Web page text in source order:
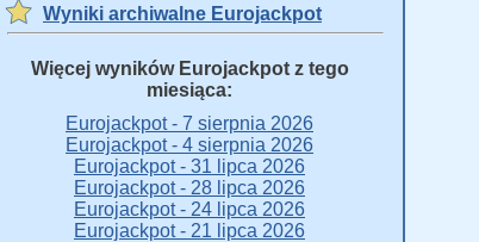
Wyniki archiwalne Eurojackpot
Więcej wyników Eurojackpot z tego
miesiąca:
Eurojackpot - 7 sierpnia 2026
Eurojackpot - 4 sierpnia 2026
Eurojackpot - 31 lipca 2026
Eurojackpot - 28 lipca 2026
Eurojackpot - 24 lipca 2026
Eurojackpot - 21 lipca 2026